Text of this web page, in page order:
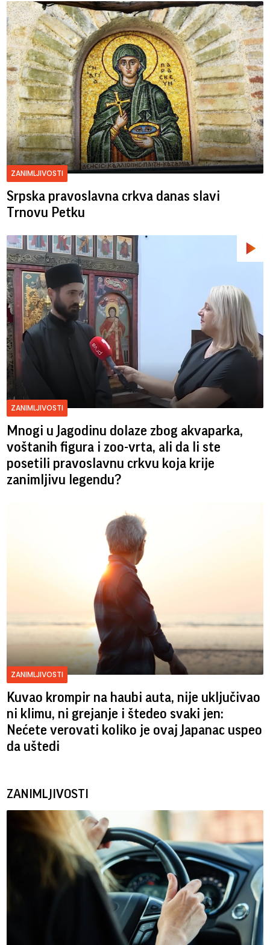
ZANIMLJIVOSTI
Srpska pravoslavna crkva danas slavi
Trnovu Petku
ZANIMLJIVOSTI
Mnogi u Jagodinu dolaze zbog akvaparka,
voštanih figura i zoo-vrta, ali da li ste
posetili pravoslavnu crkvu koja krije
zanimljivu legendu?
ZANIMLJIVOSTI
Kuvao krompir na haubi auta, nije uključivao
ni klimu, ni grejanje i štedeo svaki jen:
Nećete verovati koliko je ovaj Japanac uspeo
da uštedi
ZANIMLJIVOSTI